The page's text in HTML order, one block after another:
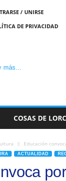
/ UNIRSE
DE PRIVACIDAD
COSAS DE
Educación
ACTUALIDAD